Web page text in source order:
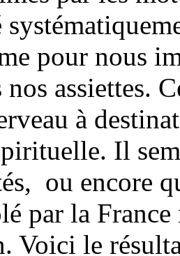
pour nous
assiettes.
à
Il
ou encore
par la France
Voici le